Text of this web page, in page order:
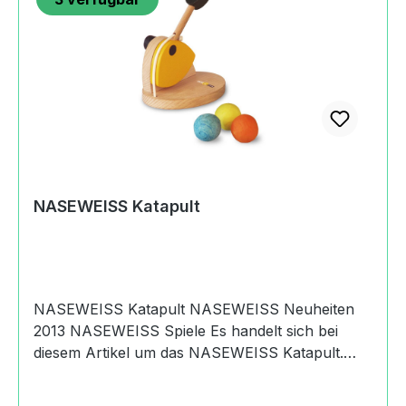
Produktsicherheitsverordnung) Samariterstift
Ostalb-Werkstätten
NASEWEISSBahnhofstraße73441 Bopfingen,
Germany+49 (0)7362 92227
112holger.mayr@samariterstiftung.de
https://naseweiss-toys.com
NASEWEISS Katapult
NASEWEISS Katapult NASEWEISS Neuheiten
2013 NASEWEISS Spiele Es handelt sich bei
diesem Artikel um das NASEWEISS Katapult.